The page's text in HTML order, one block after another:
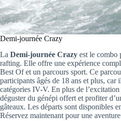
Demi-journée Crazy
La Demi-journée Crazy est le combo
rafting. Elle offre une expérience
Best Of et un parcours sport. Ce
participants âgés de 18 ans et plus, car
catégories IV-V. En plus de
déguster du génépi offert et profiter
gâteaux. Les départs sont disponibles
Réservez maintenant pour une